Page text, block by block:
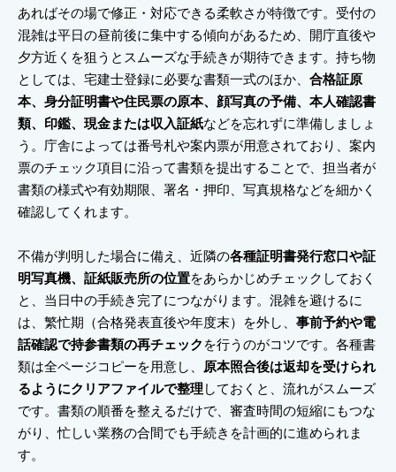
あればその場で修正・対応できる柔軟さが特徴です。受付の
混雑は平日の昼前後に集中する傾向があるため、開庁直後や
夕方近くを狙うとスムーズな手続きが期待できます。持ち物
としては、宅建士登録に必要な書類一式のほか、 合格証原
本、身分証明書や住民票の原本、顔写真の予備、本人確認書
類、印鑑、現金または収入証紙などを忘れずに準備しましょ
う。庁舎によっては番号札や案内票が用意されており、案内
票のチェック項目に沿って書類を提出することで、担当者が
書類の様式や有効期限、署名・押印、写真規格などを細かく
確認してくれます。
不備が判明した場合に備え、近隣の各種証明書発行窓口や証
明写真機、証紙販売所の位置をあらかじめチェックしておく
と、当日中の手続き完了につながります。混雑を避けるに
は、繁忙期（合格発表直後や年度末）を外し、 事前予約や電
話確認で持参書類の再チェック を行うのがコツです。各種書
類は全ページコピーを用意し、 原本照合後は返却を受けられ
るようにクリアファイルで整理しておくと、流れがスムーズ
です。書類の順番を整えるだけで、審査時間の短縮にもつな
がり、忙しい業務の合間でも手続きを計画的に進められま
す。